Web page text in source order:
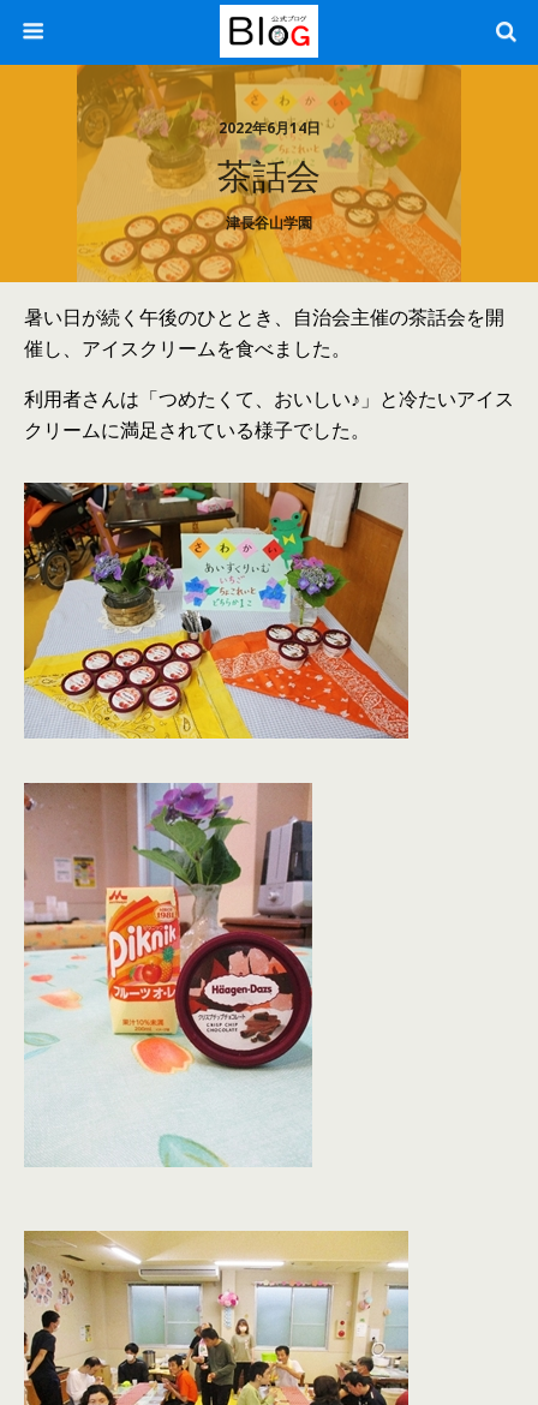
2022年6月14日
茶話会
津長谷山学園
暑い日が続く午後のひととき、自治会主催の茶話会を開
催し、アイスクリームを食べました。
利用者さんは「つめたくて、おいしい♪」と冷たいアイス
クリームに満足されている様子でした。